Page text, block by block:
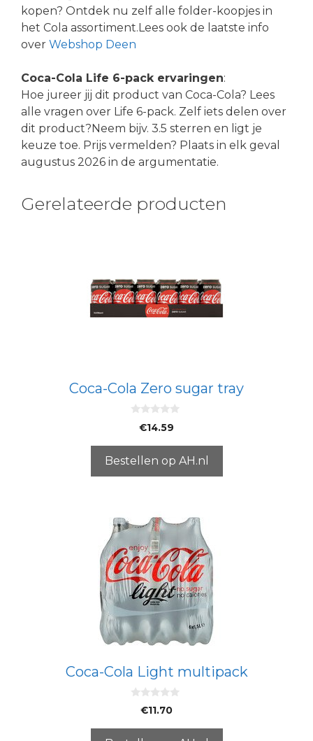
kopen? Ontdek nu zelf alle folder-koopjes in
het Cola assortiment.Lees ook de laatste info
over Webshop Deen
Coca-Cola Life 6-pack ervaringen:
Hoe jureer jij dit product van Coca-Cola? Lees
alle vragen over Life 6-pack. Zelf iets delen over
dit product?Neem bijv. 3.5 sterren en ligt je
keuze toe. Prijs vermelden? Plaats in elk geval
augustus 2026 in de argumentatie.
Gerelateerde producten
Coca-Cola Zero sugar tray
5
€14.59
Bestellen op AH.nl
Coca-Cola Light multipack
€11.70